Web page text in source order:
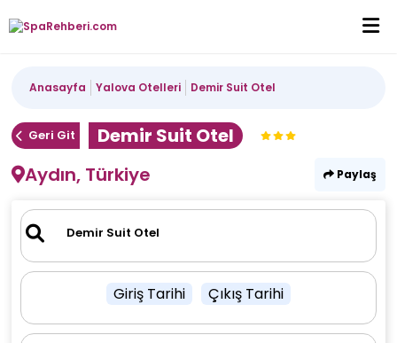
Anasayfa Yalova Otelleri Demir Suit Otel
Geri Git
Demir Suit Otel
Aydın, Türkiye
Paylaş
Giriş Tarihi Çıkış Tarihi